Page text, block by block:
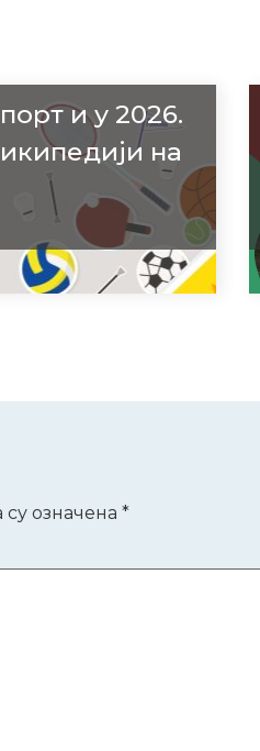
и у 2026.
на
означена *